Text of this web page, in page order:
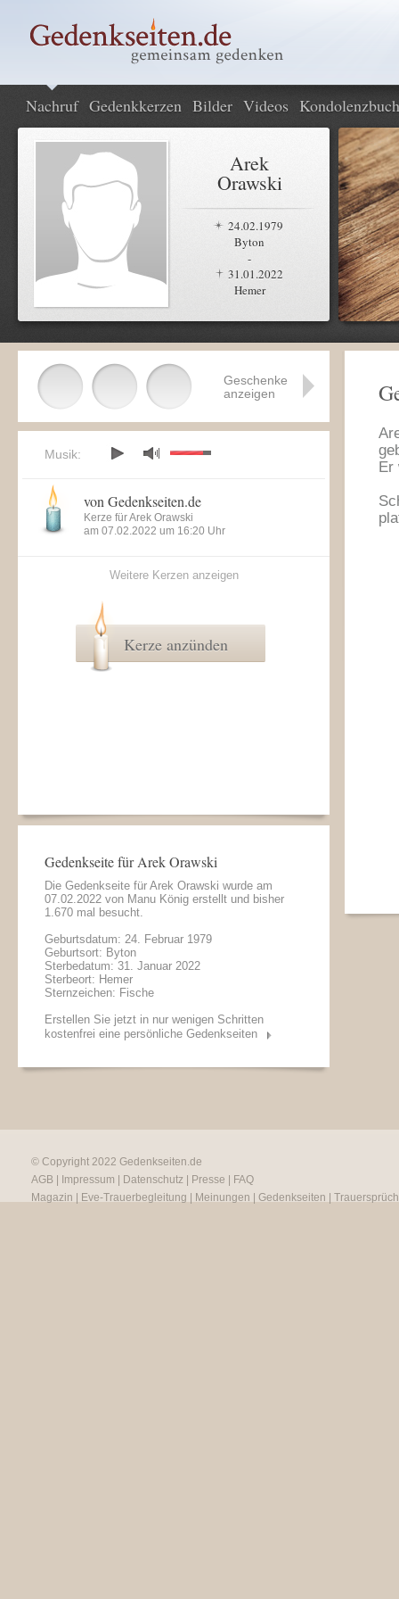
Nachruf Gedenkkerzen Bilder Videos Kondolenzbuch
Arek
Orawski
24.02.1979
Byton
-
31.01.2022
Hemer
Er
Geschenke
anzeigen
Musik:
von Gedenkseiten.de
Kerze für Arek Orawski
am 07.02.2022 um 16:20 Uhr
Weitere Kerzen anzeigen
Kerze anzünden
Gedenkseite für Arek Orawski
Die Gedenkseite für Arek Orawski wurde am
07.02.2022 von Manu König erstellt und bisher
1.670 mal besucht.
Geburtsdatum: 24. Februar 1979
Geburtsort: Byton
Sterbedatum: 31. Januar 2022
Sterbeort: Hemer
Sternzeichen: Fische
Erstellen Sie jetzt in nur wenigen Schritten
kostenfrei eine persönliche Gedenkseiten
© Copyright 2022 Gedenkseiten.de
AGB
Impressum Datenschutz Presse
FAQ
Magazin
Eve-Trauerbegleitung Meinungen Gedenkseiten